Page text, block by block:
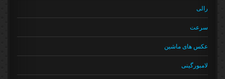
رالی
سرعت
عکس های ماشین
لامبورگینی